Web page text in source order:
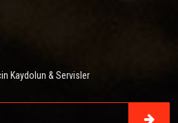
Kaydolun & Servisler